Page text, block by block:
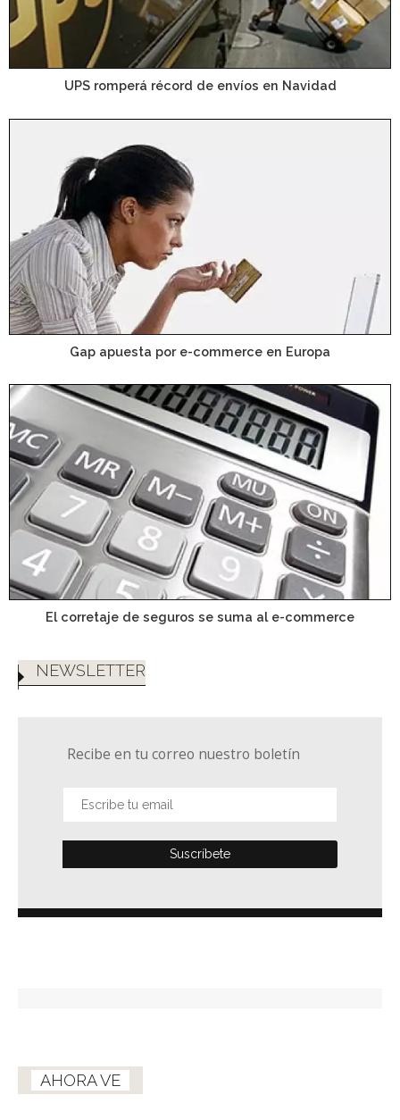
UPS romperá récord de envíos en Navidad
Gap apuesta por e-commerce en Europa
El corretaje de seguros se suma al e-commerce
NEWSLETTER
Recibe en tu correo nuestro boletín
AHORA VE